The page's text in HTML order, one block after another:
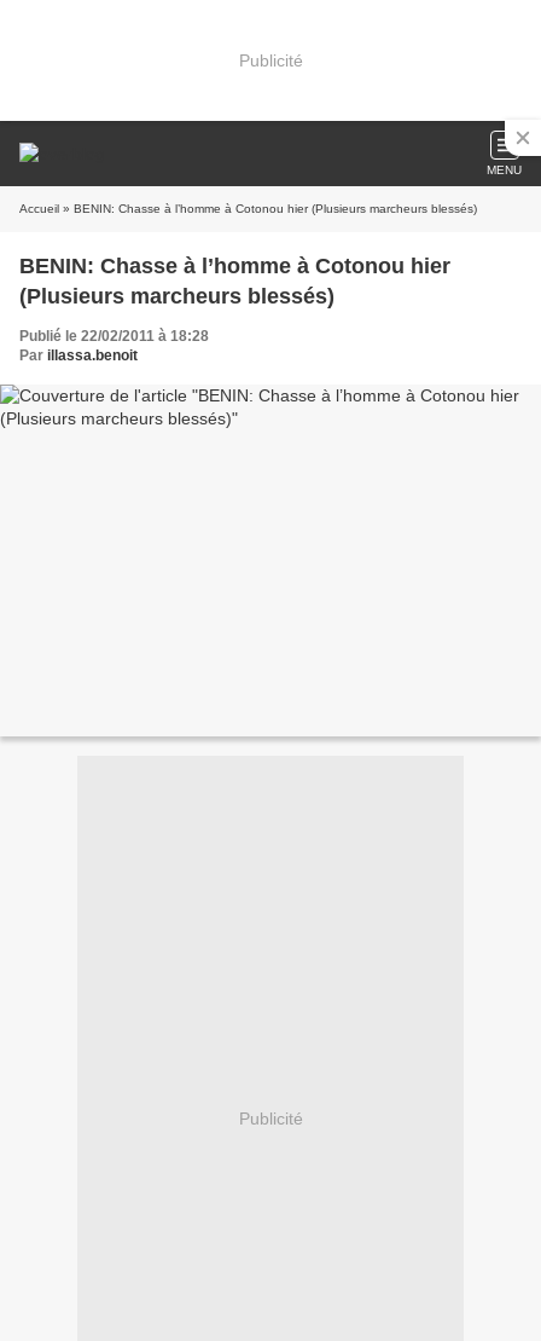
Publicité
MENU
Accueil » BENIN: Chasse à l’homme à Cotonou hier (Plusieurs marcheurs blessés)
BENIN: Chasse à l’homme à Cotonou hier
(Plusieurs marcheurs blessés)
Publié le 22/02/2011 à 18:28
Par illassa.benoit
Publicité